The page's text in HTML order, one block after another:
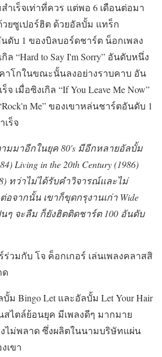
ำเร็จเท่าที่ควร แต่พอ 6 เดือนต่อมา
ยซูเปอร์ฮิต ด้วยอัลบั้ม แทร็ก
นดับ 1 ของบิลบอร์ดชาร์ต น็อกเพลง
“Hard to Say I'm Sorry” อันดับหนึ่ง
าโกในขณะนั้นลงอย่างราบคาบ อัน
เมื่อซิงเกิล “If You Leave Me Now”
Me” ของเขาหล่นชาร์ตอันดับ 1
เร็จ
มมาอีกในยุค 80's มีอีกหลายอัลบั้ม
Living in the 20th Century (1986)
ทว่าไม่ได้รับคำวิจารณ์และไม่
อจากนั้น เขาก็ขุดกรุงานเก่า Wide
ๆ จะลืม ก็ยังฮิตติดชาร์ต 100 อันดับ
ร่วมกับ โจ ค็อกเกอร์ เล่นเพลงคลาสสิ
ด
ม Bingo Let และอัลบั้ม Let Your Hair
สไตล์ย้อนยุค มีเพลงดีๆ มากมาย
ไม่พลาด ซึ่งผลิตในนามบริษัทแผ่น
เขา